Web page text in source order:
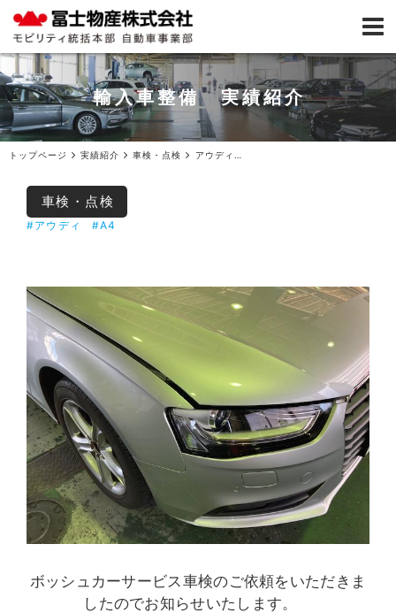
輸入車整備 実績紹介
トップページ 実績紹介 車検・点検
車検・点検
#アウディ #A4
ボッシュカーサービス車検のご依頼をいただきま
したのでお知らせいたします。